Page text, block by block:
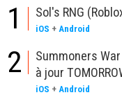
1 Sol's RNG
iOS + Android
2
Summoners
à jour
iOS + Android